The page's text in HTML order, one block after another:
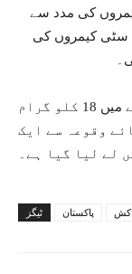
کی مدد سے
سٹی کیمروں کی
پولیس ذرائع کا بتانا ہے کہ اسلام آباد دھماکے میں 18 کلو گرام
وقوعہ سے ایک
لے لیا گیا ہے۔
ٹیگز پاکستان کش